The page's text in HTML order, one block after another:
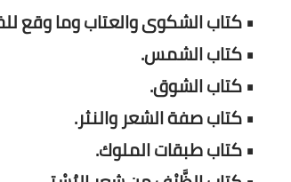
• كتاب الشكوى والعتاب وما وقع
• كتاب الشمس.
• كتاب الشوق.
• كتاب صفة الشعر والنثر.
• كتاب طبقات الملوك.